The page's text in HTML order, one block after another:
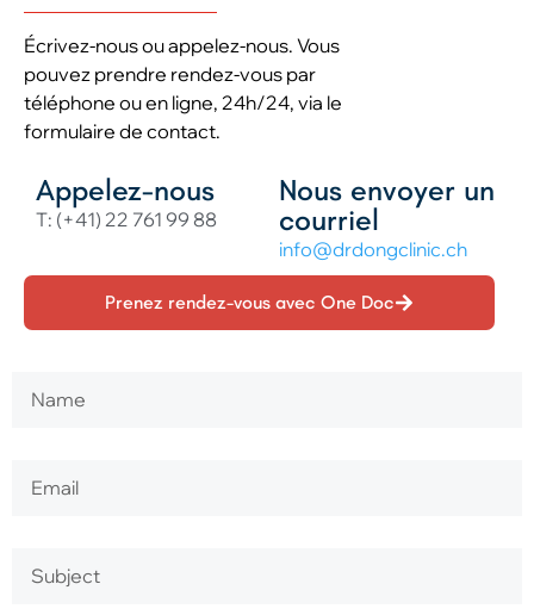
Écrivez-nous ou appelez-nous. Vous
pouvez prendre rendez-vous par
téléphone ou en ligne, 24h/24, via le
formulaire de contact.
Appelez-nous
T: (+41) 22 761 99 88
Nous envoyer un
courriel
info@drdongclinic.ch
Prenez rendez-vous avec One Doc